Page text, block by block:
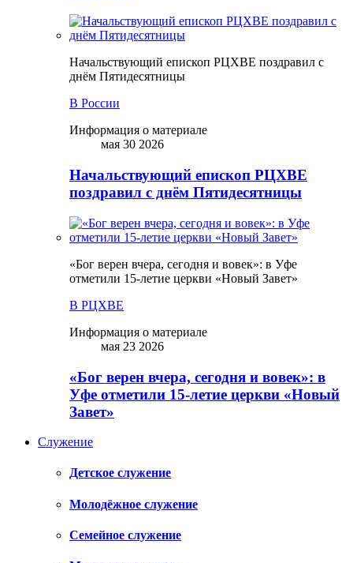
Начальствующий епископ РЦХВЕ поздравил с
днём Пятидесятницы
В России
Информация о материале
мая 30 2026
Начальствующий епископ РЦХВЕ
поздравил с днём Пятидесятницы
«Бог верен вчера, сегодня и вовек»: в Уфе
отметили 15-летие церкви «Новый Завет»
В РЦХВЕ
Информация о материале
мая 23 2026
«Бог верен вчера, сегодня и вовек»: в
Уфе отметили 15-летие церкви «Новый
Завет»
Служение
Детское служение
Молодёжное служение
Семейное служение